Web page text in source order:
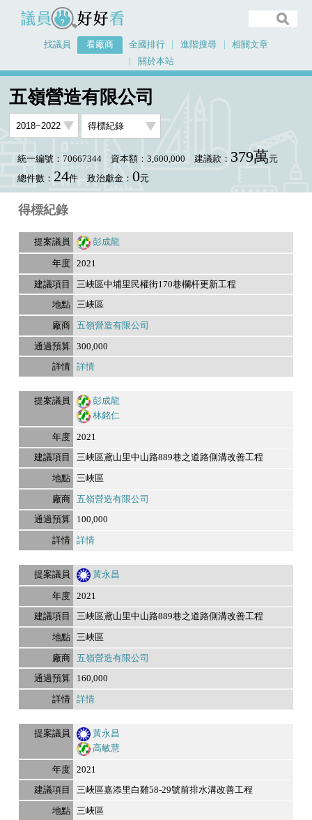
議員好好看
找議員 看廠商 全國排行 進階搜尋
相關文章
關於本站
五嶺營造有限公司
統一編號：70667344 資本額：3,600,000 建議款： 379萬元
總件數： 24件 政治獻金： 0元
得標紀錄
彭成龍
2021
三峽區中埔里民權街170巷欄杆更新工程
三峽區
五嶺營造有限公司
300,000
詳情
彭成龍
林銘仁
2021
三峽區鳶山里中山路889巷之道路側溝改善工程
三峽區
五嶺營造有限公司
100,000
詳情
黃永昌
2021
三峽區鳶山里中山路889巷之道路側溝改善工程
三峽區
五嶺營造有限公司
160,000
詳情
黃永昌
高敏慧
2021
三峽區嘉添里白雞58-29號前排水溝改善工程
三峽區